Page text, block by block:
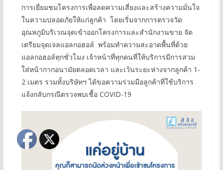
การเยี่ยมชมโครงการเพื่อลดความเสี่ยงและสร้างความมั่นใจ
ในความปลอดภัยให้แก่ลูกค้า โดยเริ่มจากการตรวจวัด
อุณหภูมิบริเวณจุดเข้าออกโครงการและสำนักงานขาย จัด
เตรียมจุดเจลแอลกอฮอล์ พร้อมทำความสะอาดพื้นที่ด้วย
แอลกอฮอล์ทุกชั่วโมง เจ้าหน้าที่ทุกคนที่ให้บริการมีการสวม
ใส่หน้ากากอนามัยตลอดเวลา และเว้นระยะห่างจากลูกค้า 1-
2 เมตร รวมทั้งบริษัทฯ ได้ขอความร่วมมือลูกค้าที่ใช้บริการ
แจ้งกลับกรณีตรวจพบเชื้อ COVID-19